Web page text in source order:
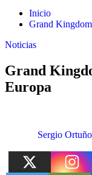
Inicio
Grand
Noticias
Grand
Europa
Sergio